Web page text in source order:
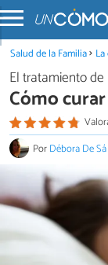
Salud de la Familia
El tratamiento
Cómo
PorDébora De